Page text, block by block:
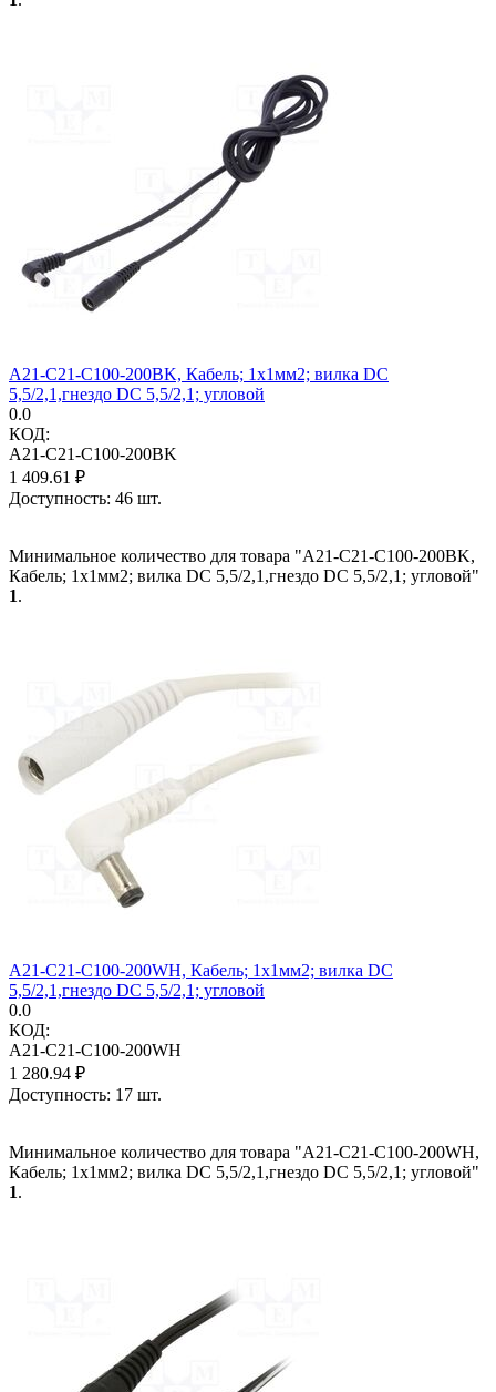
A21-C21-C100-200BK, Кабель; 1x1мм2; вилка DC
5,5/2,1,гнездо DC 5,5/2,1; угловой
0.0
КОД:
A21-C21-C100-200BK
1 409.61 ₽
Доступность: 46 шт.
Минимальное количество для товара "A21-C21-C100-200BK,
Кабель; 1x1мм2; вилка DC 5,5/2,1,гнездо DC 5,5/2,1; угловой"
1.
A21-C21-C100-200WH, Кабель; 1x1мм2; вилка DC
5,5/2,1,гнездо DC 5,5/2,1; угловой
0.0
КОД:
A21-C21-C100-200WH
1 280.94 ₽
Доступность: 17 шт.
Минимальное количество для товара "A21-C21-C100-200WH,
Кабель; 1x1мм2; вилка DC 5,5/2,1,гнездо DC 5,5/2,1; угловой"
1.